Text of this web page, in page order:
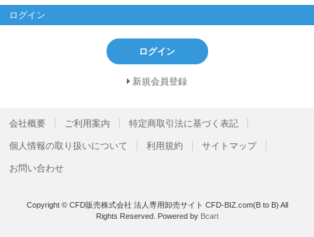
ログイン
ログイン
新規会員登録
会社概要 ご利用案内 特定商取引法に基づく表記
個人情報の取り扱いについて 利用規約 サイトマップ
お問い合わせ
Copyright © CFD販売株式会社 法人専用卸売サイト CFD-BIZ.com(B to B) All
Rights Reserved. Powered by Bcart